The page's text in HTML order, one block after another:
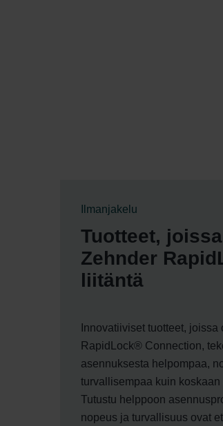
Ilmanjakelu
Tuotteet,
Zehnder
liitäntä
Innovatiiviset tuotteet, joissa
RapidLock® Connection,
asennuksesta helpompaa,
turvallisempaa kuin koskaan
Tutustu helppoon
nopeus ja turvallisuus ovat